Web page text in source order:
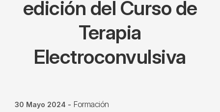
edición del Curso de
Terapia
Electroconvulsiva
30 Mayo 2024 - Formación